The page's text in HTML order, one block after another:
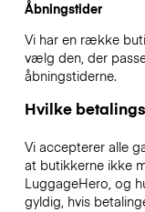
Åbningstider
Vi har en række
vælg den, der
åbningstiderne.
Hvilke
Vi accepterer alle
at butikkerne ikke
LuggageHero, og
gyldig, hvis